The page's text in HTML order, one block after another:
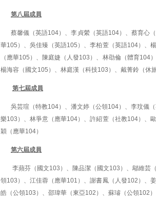
第八屆成員
蔡馨儀（英語104）、李貞縈（英語104）、蔡育心
華105）、吳佳臻（英語105）、李柏萱（英語104）、
（應華105）、陳庭婕（人發103）、林劭倫（體育104
楊海容（國文105）、林庭漢（科技103）、戴菁鈴（休旅
第七屆成員
吳芸瑄（特教104）、潘文婷（公領104）、李玟儀
樂103）、林爭意（應華104）、許紹萱（社教104）、
穎（應華104）
第六屆成員
李蘋芬（國文103）、陳品潔（國文103）、鄔維芸
領103）、江佳蓉（應華101）、謝書鳳（人發102）、
皓（公領103）、邵瑋華（東亞102）、蘇璿（公領102